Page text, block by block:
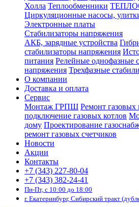
Холла Теплообменники
Циркуляционные насосы,
Электронные платы
Стабилизаторы напряжения
АКБ, зарядные устройства
стабилизаторы напряжения
питания Релейные однофазные
напряжения Трехфазные
О компании
Доставка и оплата
Сервис
Монтаж ГРПШ Ремонт газовых
подключение газовых котлов
дому Проектирование
ремонт газовых счетчиков
Новости
Акции
Контакты
+7 (343) 227-80-04
+7 (343) 382-24-41
Пн-Пт, с 10:00 до 18:00
г. Екатеринбург, Сибирский тракт